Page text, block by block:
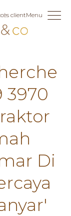
clientMenu
3970
Di